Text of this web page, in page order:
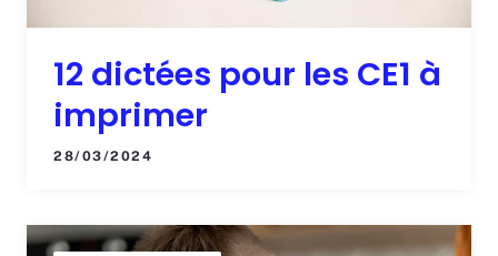
12 dictées pour les CE1 à
imprimer
28/03/2024